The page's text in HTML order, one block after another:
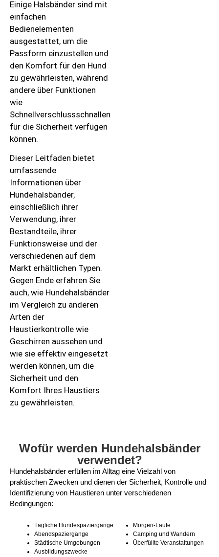
Einige Halsbänder sind mit
einfachen
Bedienelementen
ausgestattet, um die
Passform einzustellen und
den Komfort für den Hund
zu gewährleisten, während
andere über Funktionen
wie
Schnellverschlussschnallen
für die Sicherheit verfügen
können.
Dieser Leitfaden bietet
umfassende
Informationen über
Hundehalsbänder,
einschließlich ihrer
Verwendung, ihrer
Bestandteile, ihrer
Funktionsweise und der
verschiedenen auf dem
Markt erhältlichen Typen.
Gegen Ende erfahren Sie
auch, wie Hundehalsbänder
im Vergleich zu anderen
Arten der
Haustierkontrolle wie
Geschirren aussehen und
wie sie effektiv eingesetzt
werden können, um die
Sicherheit und den
Komfort Ihres Haustiers
zu gewährleisten.
Wofür werden Hundehalsbänder
verwendet?
Hundehalsbänder erfüllen im Alltag eine Vielzahl von
praktischen Zwecken und dienen der Sicherheit, Kontrolle und
Identifizierung von Haustieren unter verschiedenen
Bedingungen:
Tägliche Hundespaziergänge
Abendspaziergänge
Städtische Umgebungen
Ausbildungszwecke
Morgen-Läufe
Camping und Wandern
Überfüllte Veranstaltungen